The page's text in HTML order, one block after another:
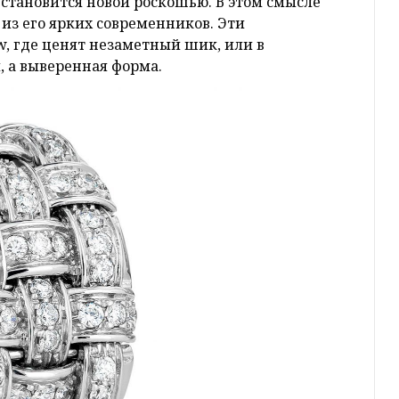
его ярких современников. Эти
где ценят незаметный шик, или в
а выверенная форма.